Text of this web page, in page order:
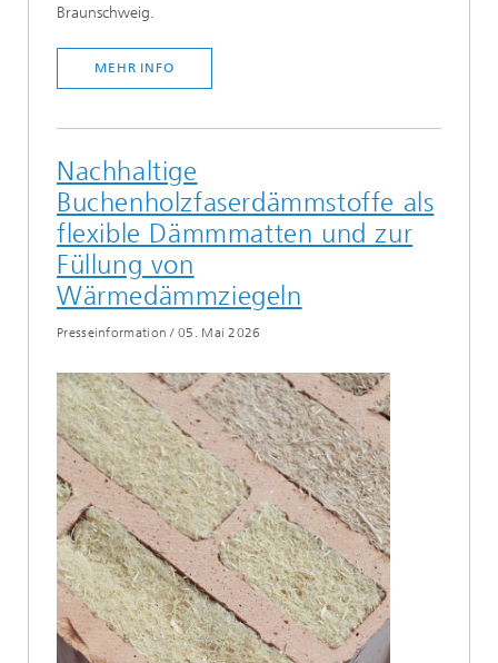
Braunschweig.
MEHR INFO
Nachhaltige
Buchenholzfaserdämmstoffe als
flexible Dämmmatten und zur
Füllung von
Wärmedämmziegeln
Presseinformation /05. Mai 2026